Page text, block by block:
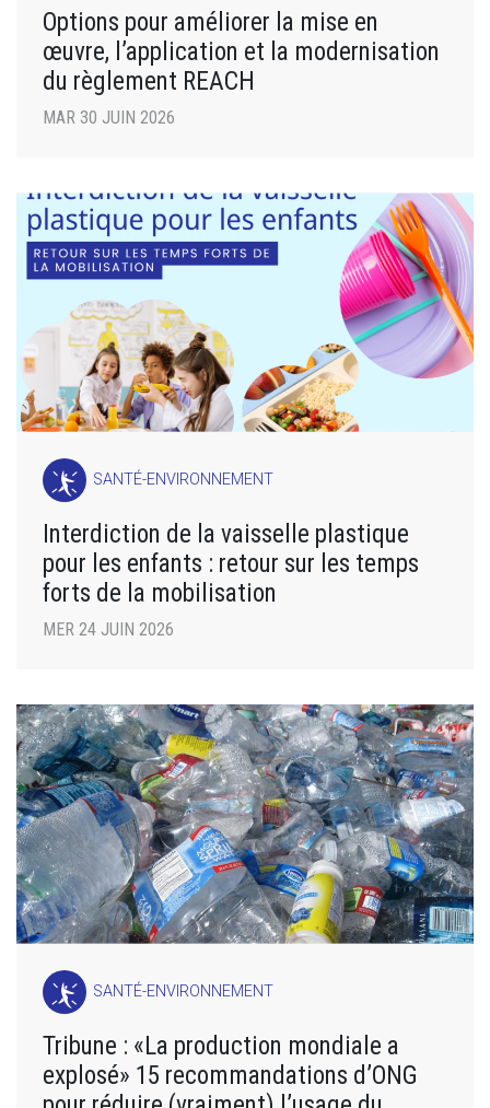
Options pour améliorer la mise en
œuvre, l’application et la modernisation
du règlement REACH
MAR 30 JUIN 2026
SANTÉ-ENVIRONNEMENT
Interdiction de la vaisselle plastique
pour les enfants : retour sur les temps
forts de la mobilisation
MER 24 JUIN 2026
SANTÉ-ENVIRONNEMENT
Tribune : «La production mondiale a
explosé» 15 recommandations d’ONG